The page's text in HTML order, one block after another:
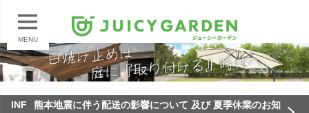
MENU
INF
熊本地震に伴う配送の影響について 及び 夏季休業のお知